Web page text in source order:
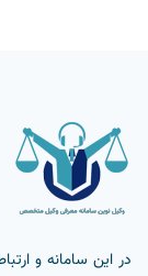
در این سامانه و